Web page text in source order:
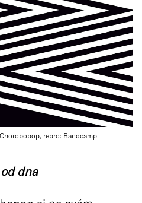
repro: Bandcamp
dna